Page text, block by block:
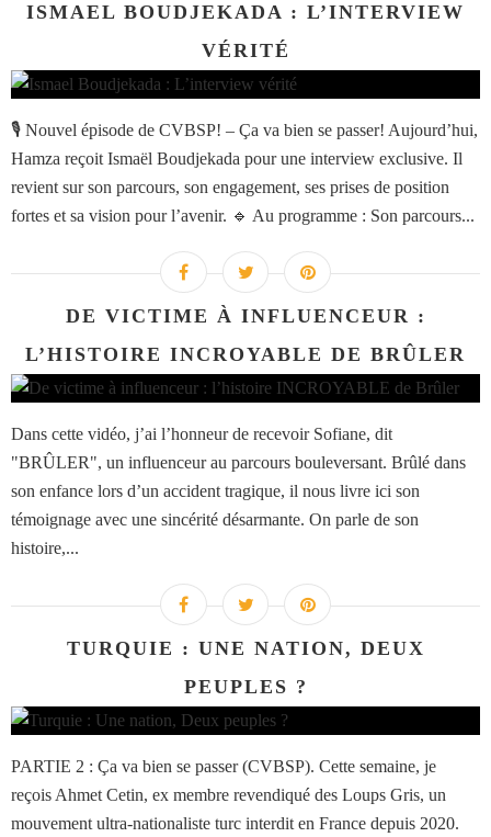
ISMAEL BOUDJEKADA : L’INTERVIEW
VÉRITÉ
🎙️ Nouvel épisode de CVBSP! – Ça va bien se passer! Aujourd’hui,
Hamza reçoit Ismaël Boudjekada pour une interview exclusive. Il
revient sur son parcours, son engagement, ses prises de position
fortes et sa vision pour l’avenir. 🔹 Au programme : Son parcours...
DE VICTIME À INFLUENCEUR :
L’HISTOIRE INCROYABLE DE BRÛLER
Dans cette vidéo, j’ai l’honneur de recevoir Sofiane, dit
"BRÛLER", un influenceur au parcours bouleversant. Brûlé dans
son enfance lors d’un accident tragique, il nous livre ici son
témoignage avec une sincérité désarmante. On parle de son
histoire,...
TURQUIE : UNE NATION, DEUX
PEUPLES ?
PARTIE 2 : Ça va bien se passer (CVBSP). Cette semaine, je
reçois Ahmet Cetin, ex membre revendiqué des Loups Gris, un
mouvement ultra-nationaliste turc interdit en France depuis 2020.